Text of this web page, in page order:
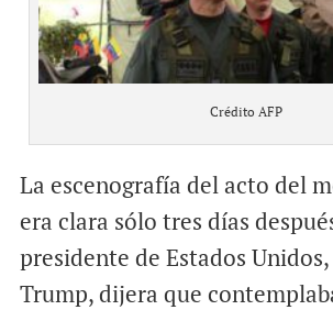
Crédito AFP
La escenografía del acto del
era clara sólo tres días
presidente de Estados
Trump, dijera que